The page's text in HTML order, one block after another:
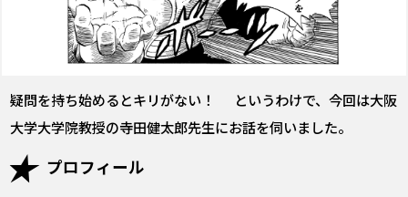
疑問を持ち始めるとキリがない！ というわけで、今回は大阪
大学大学院教授の寺田健太郎先生にお話を伺いました。
プロフィール